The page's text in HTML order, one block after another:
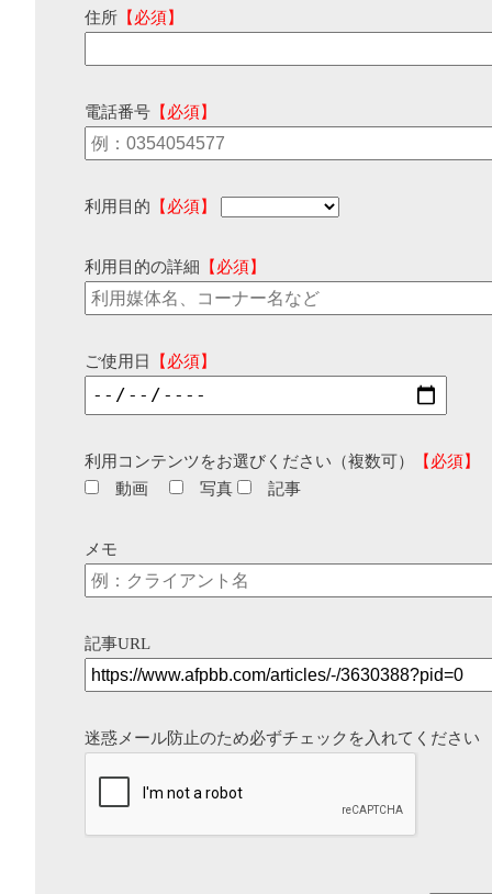
住所 【必須】
電話番号 【必須】
利用目的 【必須】
利用目的の詳細 【必須】
ご使用日 【必須】
利用コンテンツをお選びください（複数可）
【必須】
動画
写真 記事
メモ
記事URL
迷惑メール防止のため必ずチェックを入れてください